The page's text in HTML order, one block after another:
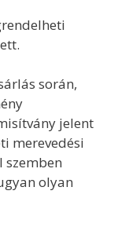
során,
jelent
merevedési
szemben
olyan